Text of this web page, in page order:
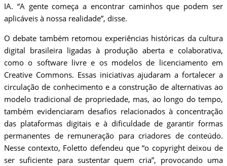
IA. “A gente começa a encontrar caminhos que podem ser
aplicáveis à nossa realidade”, disse.
O debate também retomou experiências históricas da cultura
digital brasileira ligadas à produção aberta e colaborativa,
como o software livre e os modelos de licenciamento em
Creative Commons. Essas iniciativas ajudaram a fortalecer a
circulação de conhecimento e a construção de alternativas ao
modelo tradicional de propriedade, mas, ao longo do tempo,
também evidenciaram desafios relacionados à concentração
das plataformas digitais e à dificuldade de garantir formas
permanentes de remuneração para criadores de conteúdo.
Nesse contexto, Foletto defendeu que “o copyright deixou de
ser suficiente para sustentar quem cria”, provocando uma